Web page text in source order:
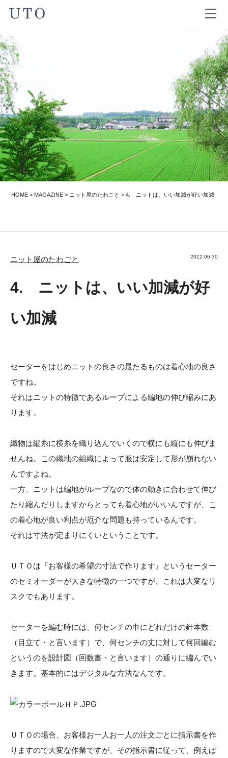
HOME > MAGAZINE > ニット屋のたわごと >4. ニットは、いい加減が好い加減
2012.06.30
ニット屋のたわごと
4. ニットは、いい加減が好
い加減
セーターをはじめニットの良さの最たるものは着心地の良さ
ですね。
それはニットの特徴であるループによる編地の伸び縮みにあ
ります。
織物は縦糸に横糸を織り込んでいくので横にも縦にも伸びま
せんね。この織地の組織によって服は安定して形が崩れない
んですよね。
一方、ニットは編地がループなので体の動きに合わせて伸び
たり縮んだりしますからとっても着心地がいいんですが、こ
の着心地が良い利点が厄介な問題も持っているんです。
それは寸法が定まりにくいということです。
ＵＴＯは『お客様の希望の寸法で作ります』というセーター
のセミオーダーが大きな特徴の一つですが、これは大変なリ
スクでもあります。
セーターを編む時には、何センチの巾にどれだけの針本数
（目立て・と言います）で、何センチの丈に対して何回編む
というのを設計図（回数書・と言います）の通りに編んでい
きます。基本的にはデジタルな方法なんです。
ＵＴＯの場合、お客様お一人お一人の注文ごとに指示書を作
りますので大変な作業ですが、その指示書に従って、例えば